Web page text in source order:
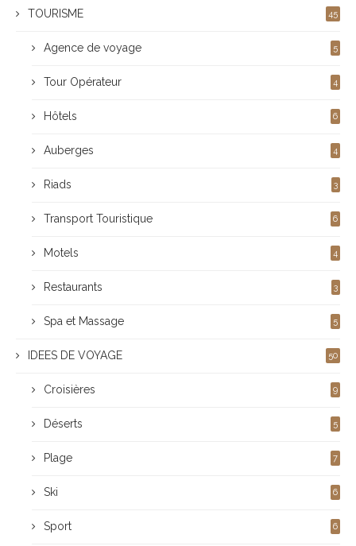
TOURISME 45
Agence de voyage 5
Tour Opérateur 4
Hôtels 6
Auberges 4
Riads 3
Transport Touristique 6
Motels 4
Restaurants 3
Spa et Massage 5
IDEES DE VOYAGE 50
Croisières 9
Déserts 5
Plage 7
Ski 6
Sport 6